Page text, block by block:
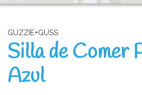
GUZZIE+GUSS
Silla de Comer
Azul